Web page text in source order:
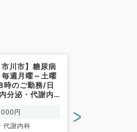
市川市】糖尿病
週月曜～土曜
時のご勤務/日
分泌・代謝内
円
代謝内科
>